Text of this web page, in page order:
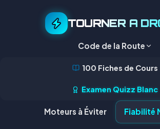
TOURNER A
Code de la Route
100 Fiches de Cours
Examen Quizz Blanc
Moteurs à Éviter Fiabilité